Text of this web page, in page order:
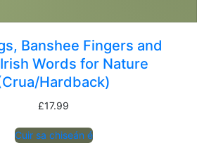
Banshee Fingers and
Words for Nature
Hardback)
£17.99
Cuir sa chiseán é